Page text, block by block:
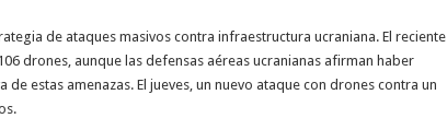
de ataques masivos contra infraestructura ucraniana. El reciente
drones, aunque las defensas aéreas ucranianas afirman haber
estas amenazas. El jueves, un nuevo ataque con drones contra un